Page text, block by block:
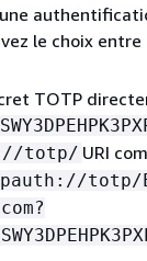
le choix entre
TOTP
totp/ URI
totp/